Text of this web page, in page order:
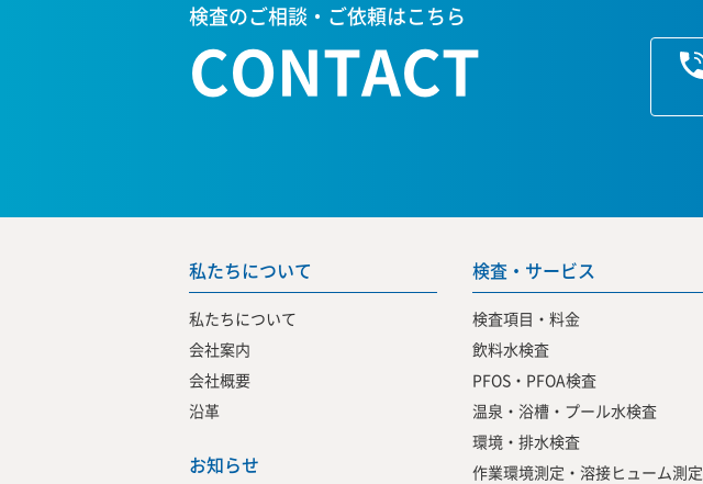
検査のご相談・ご依頼はこちら
CONTACT
私たちについて
私たちについて
会社案内
会社概要
沿革
お知らせ
検査・サービス
検査項目・料金
飲料水検査
PFOS・PFOA検査
温泉・浴槽・プール水検査
環境・排水検査
作業環境測定・溶接ヒューム測定